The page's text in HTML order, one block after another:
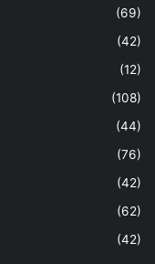
(69)
(42)
(12)
(108)
(44)
(76)
(42)
(62)
(42)